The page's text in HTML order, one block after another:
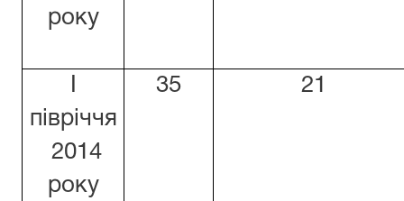
року
півріччя
2014
року
35 21